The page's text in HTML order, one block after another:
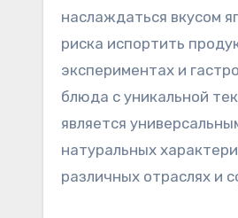
наслаждаться вкусом
риска испортить
экспериментах и
блюда с уникальной
является
натуральных
различных отраслях и